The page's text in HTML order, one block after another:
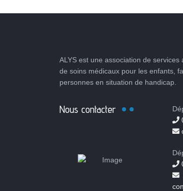
ALYS est une association de services
de soins médicaux pour les enfants,
personnes en situation de handicap.
Nous contacter